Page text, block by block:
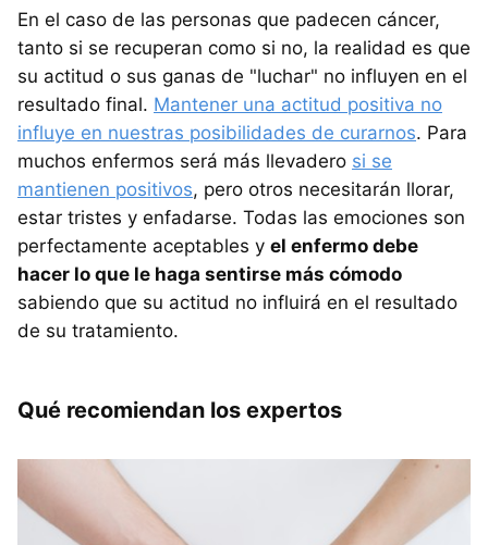
En el caso de las personas que padecen cáncer,
tanto si se recuperan como si no, la realidad es que
su actitud o sus ganas de "luchar" no influyen en el
resultado final. Mantener una actitud positiva no
influye en nuestras posibilidades de curarnos. Para
muchos enfermos será más llevadero si se
mantienen positivos, pero otros necesitarán llorar,
estar tristes y enfadarse. Todas las emociones son
perfectamente aceptables y el enfermo debe
hacer lo que le haga sentirse más cómodo
sabiendo que su actitud no influirá en el resultado
de su tratamiento.
Qué recomiendan los expertos